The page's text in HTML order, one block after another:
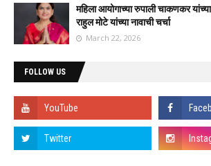
महिला आयोगाच्या रुपाली चाकणकर यांच्या
राहुल मोटे यांच्या नावाची चर्चा
March 22, 2026
FOLLOW US